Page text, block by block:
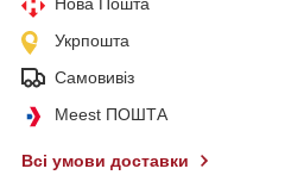
Укрпошта
Самовивіз
Meest ПОШТА
Всі умови доставки